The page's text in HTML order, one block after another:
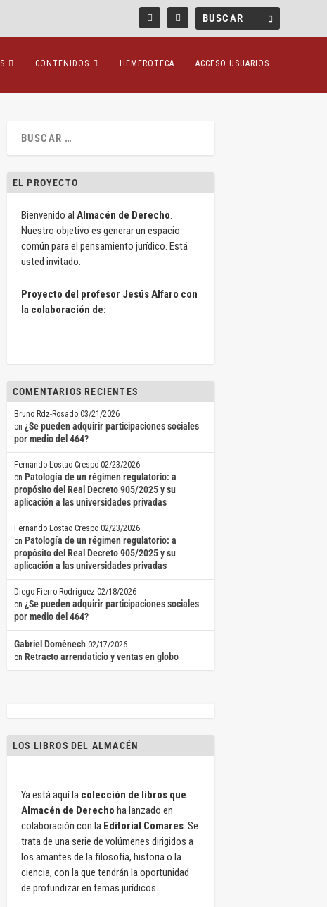
CONTENIDOS HEMEROTECA ACCESO USUARIOS
EL PROYECTO
Bienvenido al Almacén de Derecho.
Nuestro objetivo es generar un espacio
común para el pensamiento jurídico. Está
usted invitado.
Proyecto del profesor Jesús Alfaro con
la colaboración de:
COMENTARIOS RECIENTES
Bruno Rdz-Rosado 03/21/2026
on ¿Se pueden adquirir participaciones sociales
por medio del 464?
Fernando Lostao Crespo 02/23/2026
on Patología de un régimen regulatorio: a
propósito del Real Decreto 905/2025 y su
aplicación a las universidades privadas
Fernando Lostao Crespo 02/23/2026
on Patología de un régimen regulatorio: a
propósito del Real Decreto 905/2025 y su
aplicación a las universidades privadas
Diego Fierro Rodríguez 02/18/2026
on ¿Se pueden adquirir participaciones sociales
por medio del 464?
Gabriel Doménech 02/17/2026
on Retracto arrendaticio y ventas en globo
LOS LIBROS DEL ALMACÉN
Ya está aquí la colección de libros que
Almacén de Derecho ha lanzado en
colaboración con la Editorial Comares. Se
trata de una serie de volúmenes dirigidos a
los amantes de la filosofía, historia o la
ciencia, con la que tendrán la oportunidad
de profundizar en temas jurídicos.